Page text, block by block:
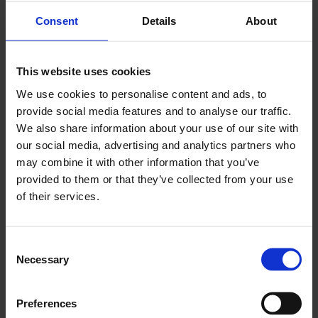
Consent Details About
This website uses cookies
We use cookies to personalise content and ads, to
provide social media features and to analyse our traffic.
We also share information about your use of our site with
our social media, advertising and analytics partners who
may combine it with other information that you’ve
provided to them or that they’ve collected from your use
of their services.
Selection
Necessary
Preferences
późniejszego wprowadzania danych i zmniejszając
obciążenie administracyjne.
Takie podejście w czasie rzeczywistym zapewnia, że
wskaźniki konserwacji są oparte na rzeczywistej
aktywności, a nie na zrekonstruowanych raportach.
Menedżerowie zyskują natychmiastowy wgląd w
wydajność, co pozwala im szybko reagować na
pojawiające się problemy.
Frontu konsoliduje również te dane w dynamiczne
spędzać czas na tworzeniu raportów, zespoły mogą
skupić się na podejmowaniu decyzji i usprawnieniach